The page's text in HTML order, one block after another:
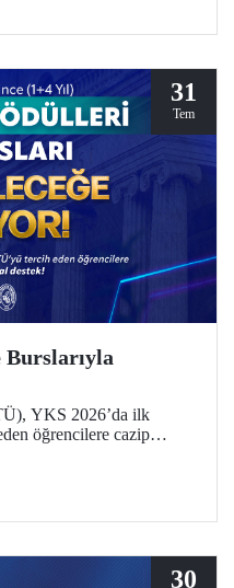
31
Tem
YKS 2026’da ilk
öğrencilere cazip
30